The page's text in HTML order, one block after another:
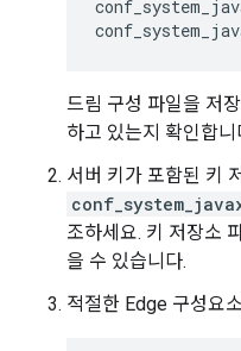
드림 구성 파일을 저
하고 있는지 확인합니
서버 키가 포함된 키
조하세요. 키 저장소
을 수 있습니다.
적절한 Edge 구성요